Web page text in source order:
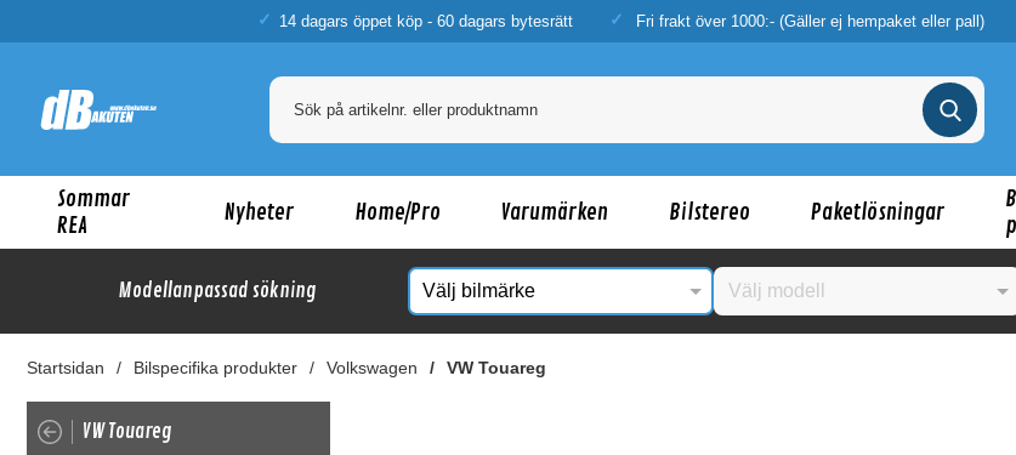
14 dagars öppet köp - 60 dagars bytesrätt Fri frakt över 1000:- (Gäller ej hempaket eller pall)
Sommar
REA
Nyheter Home/Pro Varumärken Bilstereo Paketlösningar
Modellanpassad sökning
Startsidan Bilspecifika produkter Volkswagen VW Touareg
VW Touareg